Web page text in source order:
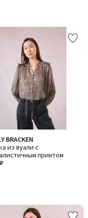
BRACKEN
из вуали с
принтом